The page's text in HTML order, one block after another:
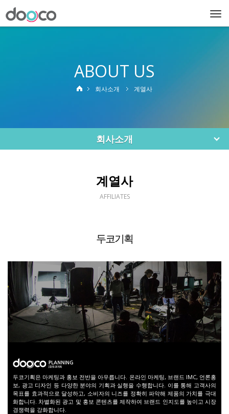
ABOUT US
회사소개 계열사
회사소개
계열사
AFFILIATES
두코기획
두코기획은 마케팅과 홍보 전반을 아우릅니다. 온라인 마케팅, 브랜드 IMC, 언론홍
보, 광고 디자인 등 다양한 분야의 기획과 실행을 수행합니다. 이를 통해 고객사의
목표를 효과적으로 달성하고, 소비자의 니즈를 정확히 파악해 제품의 가치를 극대
화합니다. 차별화된 광고 및 홍보 콘텐츠를 제작하여 브랜드 인지도를 높이고 시장
경쟁력을 강화합니다.